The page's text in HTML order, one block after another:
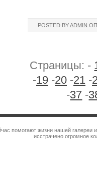
POSTED BYADMIN
Страницы: -
-19 -20 -21 -
-37 -
помогают жизни нашей
исстрачено огромное